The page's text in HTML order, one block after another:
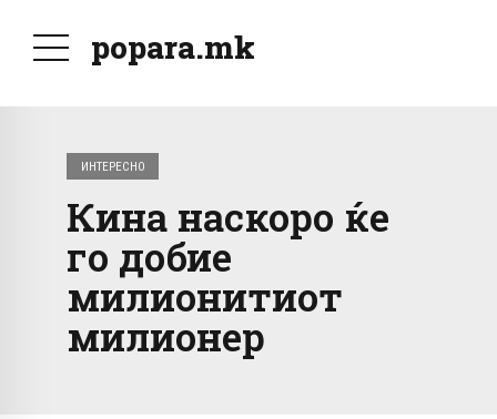
popara.mk
ИНТЕРЕСНО
Кина наскоро ќе
го добие
милионитиот
милионер